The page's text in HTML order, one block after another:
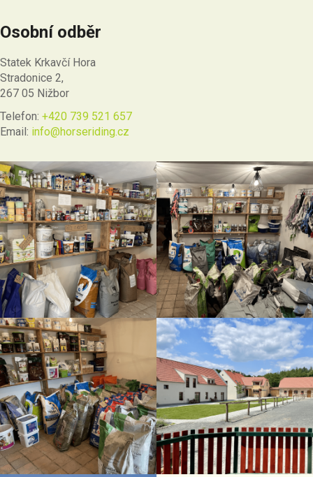
Osobní odběr
Statek Krkavčí Hora
Stradonice 2,
267 05 Nižbor
Telefon: +420 739 521 657
Email: info@horseriding.cz